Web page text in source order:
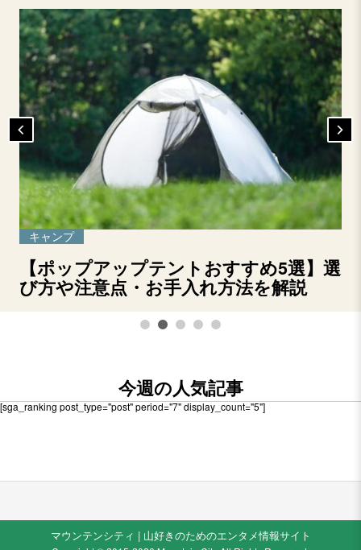
キャンプ
【ポップアップテントおすすめ5選】選
び方や注意点・お手入れ方法を解説
今週の人気記事
[sga_ranking post_type="post" period="7" display_count="5"]
マウンテンシティ | 山好きのためのエンタメ情報サイト